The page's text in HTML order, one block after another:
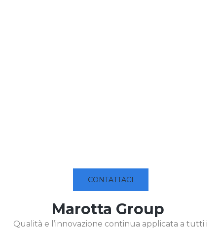
CONTATTACI
Marotta Group
Qualità e l’innovazione continua applicata a tutti i